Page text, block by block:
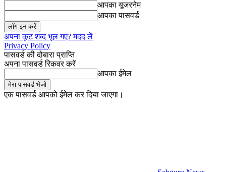
आपका यूजरनेम
आपका पासवर्ड
अपना कूट शब्द भूल गए? मदद लें
Privacy Policy
पासवर्ड की दोबारा प्राप्ति
अपना पासवर्ड रिकवर करें
आपका ईमेल
एक पासवर्ड आपको ईमेल कर दिया जाएगा।